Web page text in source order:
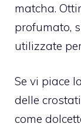
matcha.
profumato,
utilizzate
Se vi piace
delle
come